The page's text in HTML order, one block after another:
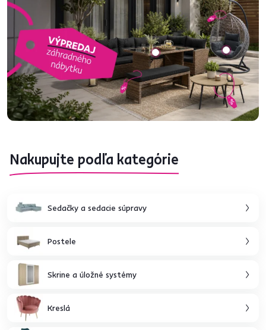
Nakupujte podľa kategórie
Sedačky a sedacie súpravy
Postele
Skrine a úložné systémy
Kreslá